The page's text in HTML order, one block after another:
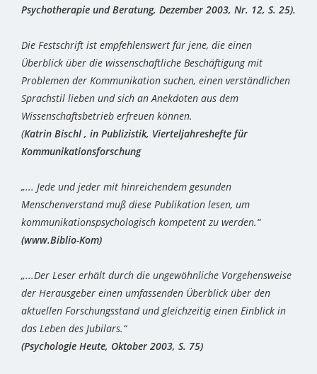
Psychotherapie und Beratung, Dezember 2003, Nr. 12, S. 25).
Die Festschrift ist empfehlenswert für jene, die einen
Überblick über die wissenschaftliche Beschäftigung mit
Problemen der Kommunikation suchen, einen verständlichen
Sprachstil lieben und sich an Anekdoten aus dem
Wissenschaftsbetrieb erfreuen können.
(Katrin Bischl , in Publizistik, Vierteljahreshefte für
Kommunikationsforschung
„... Jede und jeder mit hinreichendem gesunden
Menschenverstand muß diese Publikation lesen, um
kommunikationspsychologisch kompetent zu werden.“
(www.Biblio-Kom)
„...Der Leser erhält durch die ungewöhnliche Vorgehensweise
der Herausgeber einen umfassenden Überblick über den
aktuellen Forschungsstand und gleichzeitig einen Einblick in
das Leben des Jubilars.“
(Psychologie Heute, Oktober 2003, S. 75)